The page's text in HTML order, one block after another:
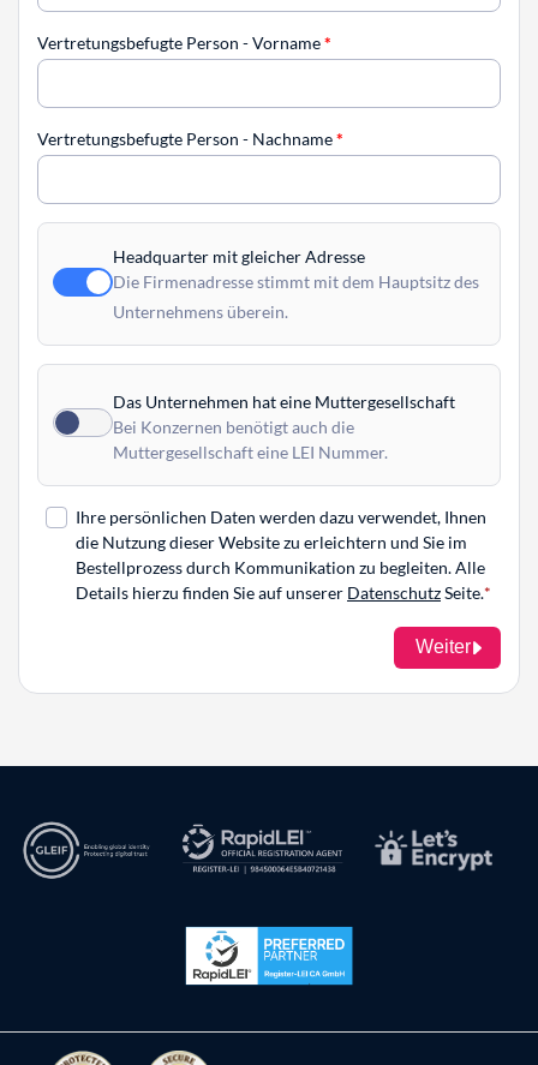
Vertretungsbefugte Person - Vorname*
Vertretungsbefugte Person - Nachname*
Headquarter mit gleicher Adresse
Die Firmenadresse stimmt mit dem Hauptsitz des
Unternehmens überein.
Das Unternehmen hat eine Muttergesellschaft
Bei Konzernen benötigt auch die
Muttergesellschaft eine LEI Nummer.
Ihre persönlichen Daten werden dazu verwendet, Ihnen
die Nutzung dieser Website zu erleichtern und Sie im
Bestellprozess durch Kommunikation zu begleiten. Alle
Details hierzu finden Sie auf unserer DatenschutzSeite.
Weiter